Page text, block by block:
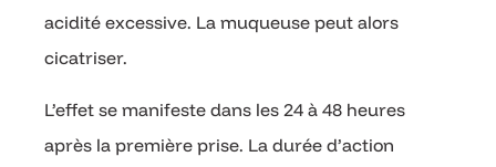
acidité excessive. La muqueuse peut alors
cicatriser.
L’effet se manifeste dans les 24 à 48 heures
après la première prise. La durée d’action